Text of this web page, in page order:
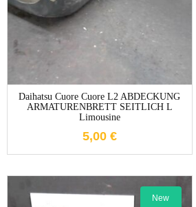
Daihatsu Cuore Cuore L2 ABDECKUNG
ARMATURENBRETT SEITLICH L
Limousine
5,00 €
1-3 Werktage
New